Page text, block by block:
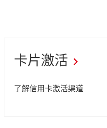
卡片激活
This
了解信用卡激活渠道